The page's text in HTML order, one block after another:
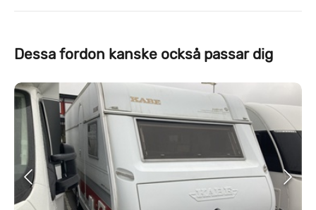
Dessa fordon kanske också passar dig